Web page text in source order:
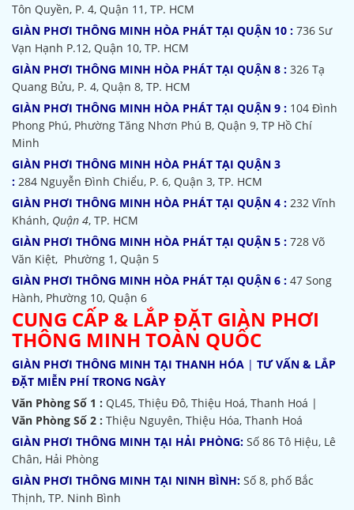
Tôn Quyền, P. 4, Quận 11, TP. HCM
GIÀN PHƠI THÔNG MINH HÒA PHÁT TẠI QUẬN 10 : 736 Sư
Vạn Hạnh P.12, Quận 10, TP. HCM
GIÀN PHƠI THÔNG MINH HÒA PHÁT TẠI QUẬN 8 : 326 Tạ
Quang Bửu, P. 4, Quận 8, TP. HCM
GIÀN PHƠI THÔNG MINH HÒA PHÁT TẠI QUẬN 9 : 104 Đình
Phong Phú, Phường Tăng Nhơn Phú B, Quận 9, TP Hồ Chí
Minh
GIÀN PHƠI THÔNG MINH HÒA PHÁT TẠI QUẬN 3
: 284 Nguyễn Đình Chiểu, P. 6, Quận 3, TP. HCM
GIÀN PHƠI THÔNG MINH HÒA PHÁT TẠI QUẬN 4 : 232 Vĩnh
Khánh, Quận 4, TP. HCM
GIÀN PHƠI THÔNG MINH HÒA PHÁT TẠI QUẬN 5 : 728 Võ
Văn Kiệt, Phường 1, Quận 5
GIÀN PHƠI THÔNG MINH HÒA PHÁT TẠI QUẬN 6 : 47 Song
Hành, Phường 10, Quận 6
CUNG CẤP & LẮP ĐẶT GIÀN PHƠI
THÔNG MINH TOÀN QUỐC
GIÀN PHƠI THÔNG MINH TẠI THANH HÓA | TƯ VẤN & LẮP
ĐẶT MIỄN PHÍ TRONG NGÀY
Văn Phòng Số 1 : QL45, Thiệu Đô, Thiệu Hoá, Thanh Hoá |
Văn Phòng Số 2 : Thiệu Nguyên, Thiệu Hóa, Thanh Hoá
GIÀN PHƠI THÔNG MINH TẠI HẢI PHÒNG: Số 86 Tô Hiệu, Lê
Chân, Hải Phòng
GIÀN PHƠI THÔNG MINH TẠI NINH BÌNH: Số 8, phố Bắc
Thịnh, TP. Ninh Bình